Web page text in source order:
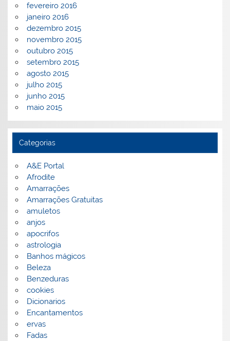
fevereiro 2016
janeiro 2016
dezembro 2015
novembro 2015
outubro 2015
setembro 2015
agosto 2015
julho 2015
junho 2015
maio 2015
Categorias
A&E Portal
Afrodite
Amarrações
Amarrações Gratuitas
amuletos
anjos
apocrifos
astrologia
Banhos mágicos
Beleza
Benzeduras
cookies
Dicionarios
Encantamentos
ervas
Fadas